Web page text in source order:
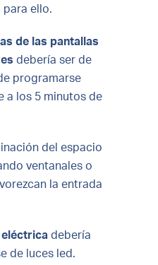
para ello.
de las pantallas
debería ser de
programarse
a los 5 minutos de
del espacio
ventanales o
la entrada
debería
de luces led.